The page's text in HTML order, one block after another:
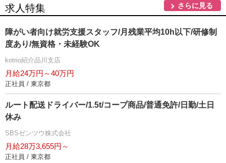
求人特集 さらに見る
障がい者向け就労支援スタッフ/月残業平均10h以下/研修制
度あり/無資格・未経験OK
kotrio紹介品川支店
月給24万円～40万円
正社員 / 東京都
ルート配送ドライバー/1.5t/コープ商品/普通免許/日勤/土日
休み
SBSゼンツウ株式会社
月給28万3,655円～
正社員 / 東京都